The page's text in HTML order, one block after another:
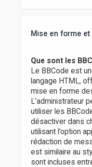
Mise en forme
Que sont les
Le BBCode est
langage HTML,
mise en forme
L’administrateur
utiliser les
désactiver dans
utilisant l’option
rédaction de
est similaire au
sont incluses